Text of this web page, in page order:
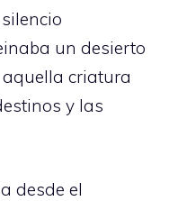
un desierto
criatura
y las
desde el